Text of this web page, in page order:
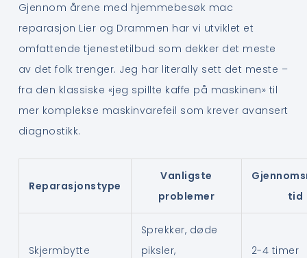
Gjennom årene med hjemmebesøk mac
reparasjon Lier og Drammen har vi utviklet et
omfattende tjenestetilbud som dekker det meste
av det folk trenger. Jeg har literally sett det meste –
fra den klassiske «jeg spillte kaffe på maskinen» til
mer komplekse maskinvarefeil som krever avansert
diagnostikk.
Reparasjonstype
Vanligste
problemer
tid
Skjermbytte
Sprekker, døde
piksler,
2-4 timer